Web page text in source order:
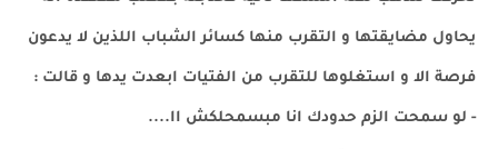
يحاول مضايقتها و التقرب منها كسائر الشباب اللذين لا يدعون
فرصة الا و استغلوها للتقرب من الفتيات ابعدت يدها و قالت :
- لو سمحت الزم حدودك انا مبسمحلكش اا....